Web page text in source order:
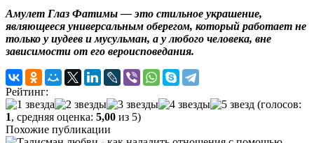
Амулет Глаз Фатимы — это стильное украшение,
являющееся универсальным оберегом, который работает не
только у иудеев и мусульман, а у любого человека, вне
зависимости от его вероисповедания.
Рейтинг:
(голосов:
1, средняя оценка: 5,00 из 5)
Похожие публикации